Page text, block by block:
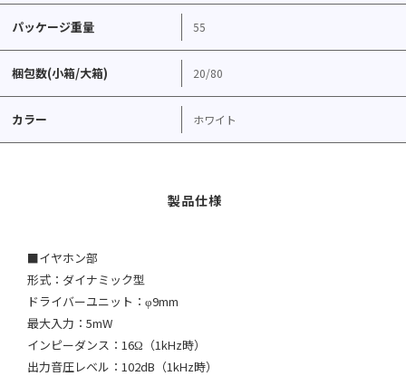
パッケージ重量 55
梱包数(小箱/大箱) 20/80
カラー ホワイト
■イヤホン部
形式：ダイナミック型
ドライバーユニット：φ9mm
最大入力：5mW
インピーダンス：16Ω（1kHz時）
出力音圧レベル：102dB（1kHz時）